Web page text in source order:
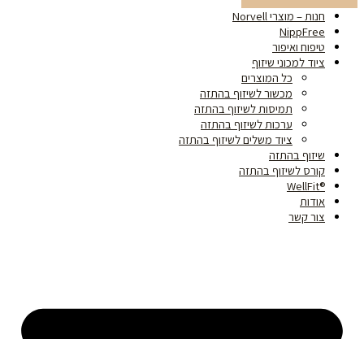
חנות – מוצרי Norvell
NippFree
טיפוח ואיפור
ציוד למכוני שיזוף
כל המוצרים
מכשור לשיזוף בהתזה
תמיסות לשיזוף בהתזה
ערכות לשיזוף בהתזה
ציוד משלים לשיזוף בהתזה
שיזוף בהתזה
קורס לשיזוף בהתזה
®WellFit
אודות
צור קשר